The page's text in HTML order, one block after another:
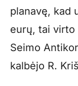
planavę, kad
eurų, tai virto
Seimo
kalbėjo R.